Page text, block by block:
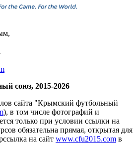
,
союз, 2015-2026
сайта "Крымский футбольный
), в том числе фотографий и
только при условии ссылки на
обязательна прямая, открытая для
на сайт www.cfu2015.com в